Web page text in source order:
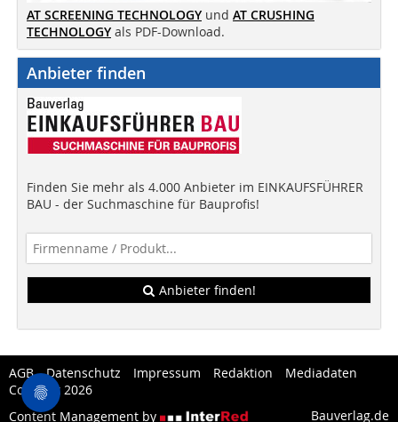
AT SCREENING TECHNOLOGY und AT CRUSHING
TECHNOLOGY als PDF-Download.
Anbieter finden
Finden Sie mehr als 4.000 Anbieter im EINKAUFSFÜHRER
BAU - der Suchmaschine für Bauprofis!
Anbieter finden!
AGB Datenschutz Impressum Redaktion
Mediadaten
Copytest 2026
Content Management by
Bauverlag.de